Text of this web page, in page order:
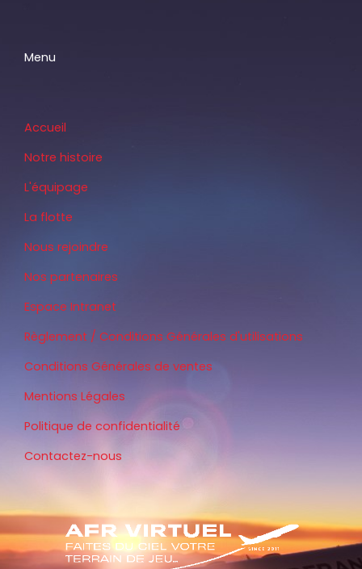
Menu
Accueil
Notre histoire
L'équipage
La flotte
Nous rejoindre
Nos partenaires
Espace Intranet
Règlement / Conditions Générales d'utilisations
Conditions Générales de ventes
Mentions Légales
Politique de confidentialité
Contactez-nous